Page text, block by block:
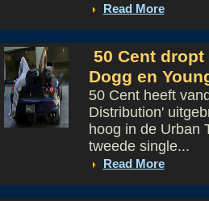
Read More
50 Cent
Dogg en
50 Cent heeft
Distribution'
hoog in de Urban
tweede single...
Read More